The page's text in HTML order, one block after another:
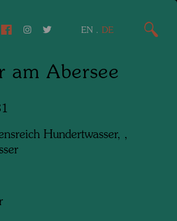
EN . DE
am Abersee
Hundertwasser, ,